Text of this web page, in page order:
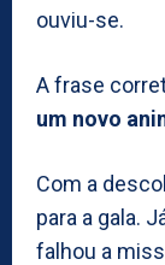
ouviu-se.
A frase
um novo
Com a
para a gala.
falhou a